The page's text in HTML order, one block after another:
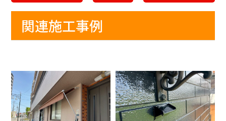
関連施工事例